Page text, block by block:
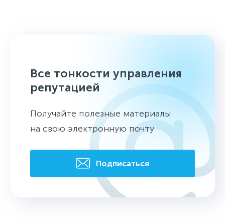
Все тонкости управления
репутацией
Получайте полезные материалы
на свою электронную почту
Подписаться